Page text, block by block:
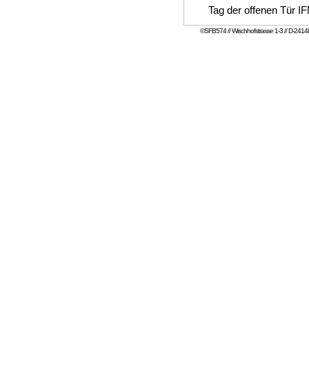
Tag der offenen Tür
©SFB574 // Wischhofstrasse 1-3 // D-